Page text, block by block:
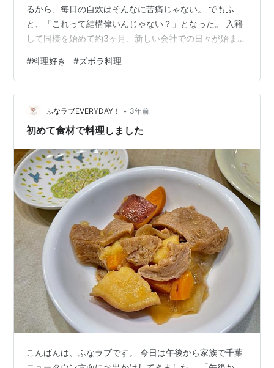
るから、毎日の自炊はそんなに苦痛じゃない。 でもふ
と、「これって結構偉いんじゃない？」となった。 入籍
して同棲を始めて約3ヶ月、新しい会社での日々が始まっ
てから食事を作っている。 作り置きをしたいものの、二
人で食べる量がわからないせいで、ほとんど毎日作って
いる。 それに、お惣菜もほとんど使っていない。 家で夕
飯を作らないのは、会社の飲み会（月に2回以下）と友人
とのご飯（今は月に1回くらい）、そして月1回のパート
#料理好き #ズボラ料理
ふなラブEVERYDAY！ • 3年前
初めて食材で料理しました
こんばんは、ふなラブです。 今日は午後から家族で千葉